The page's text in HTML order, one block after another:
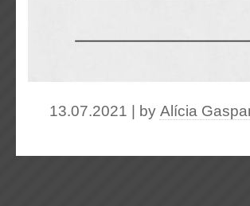
13.07.2021 | by Alícia